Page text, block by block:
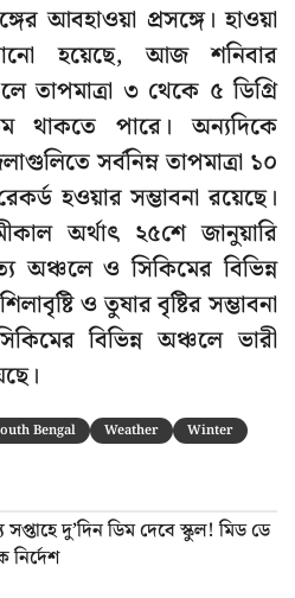
আবহাওয়া প্রসঙ্গে। হাওয়া
হয়েছে, আজ শনিবার
তাপমাত্রা ৩ থেকে ৫ ডিগ্রি
থাকতে পারে। অন্যদিকে
সর্বনিম্ন তাপমাত্রা ১০
হওয়ার সম্ভাবনা রয়েছে।
অর্থাৎ ২৫শে জানুয়ারি
অঞ্চলে ও সিকিমের বিভিন্ন
ও তুষার বৃষ্টির সম্ভাবনা
বিভিন্ন অঞ্চলে ভারী
Bengal Weather Winter
সপ্তাহে দু’দিন ডিম দেবে স্কুল! মিড ডে
নির্দেশ